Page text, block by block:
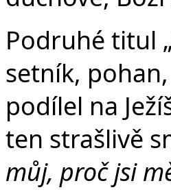
Podruhé titul
setník,
podílel na
ten strašlivě
můj, proč jsi